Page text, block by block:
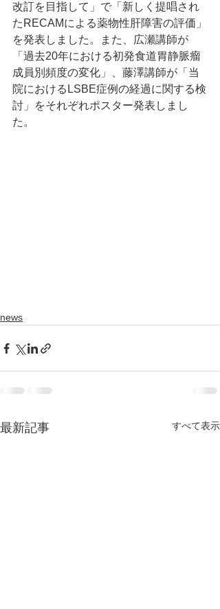
改訂を目指して」で「 新しく提唱され
たRECAMによる薬物性肝障害の評価」
を発表しました。また、広瀬講師が
「過去20年における初発食道胃静脈瘤
成員別頻度の変化」、藤澤講師が「当
院におけるLSBE症例の経過に関する検
討」をそれぞれポスター発表しまし
た。
news
最新記事 すべて表示